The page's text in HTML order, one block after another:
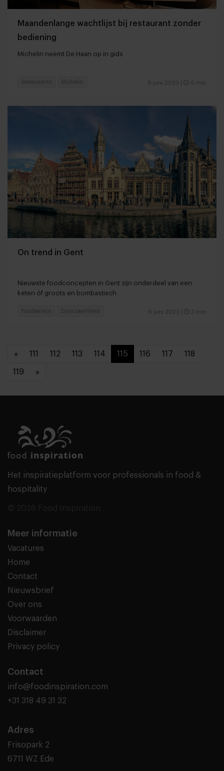
Maandenlange wachtlijst bij restaurant zonder
bediening
Michelin neemt De Haan op in gids
9 juni 2023 6 min
Restaurants Michelin
On trend in Gent
Nieuwste foodconcepten in Gent zijn onderdeel van een
keten óf groots en bombastisch
9 juni 2023 3 min
Foodservice Duurzaamheid
« 111 112 113 114 115 116 117 118
119 »
Het inspiratieplatform voor professionals in food &
hospitality
Meer informatie
Vacatures
Home
Contact
Nieuwsbrief
Over ons
Voorwaarden
Disclaimer
Privacy policy
Contact
info@foodinspiration.com
+31 318 49 31 32
Adres
Frisopark 2
6711 WZ Ede